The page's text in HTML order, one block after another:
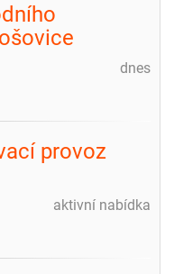
dnes
provoz
aktivní nabídka